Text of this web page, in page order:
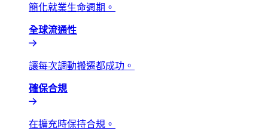
簡化就業生命週期。​​
全球流通性​​
讓每次調動搬遷都成功。​​
確保合規​​
在擴充時保持合規。​​